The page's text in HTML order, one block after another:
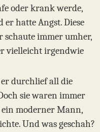
oder krank werde,
hatte Angst. Diese
schaute immer umher,
vielleicht irgendwie
er durchlief all die
sie waren immer
moderner Mann,
Und was geschah?